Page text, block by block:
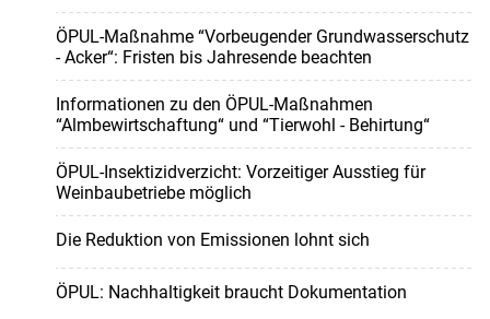
ÖPUL-Maßnahme “Vorbeugender Grundwasserschutz
- Acker“: Fristen bis Jahresende beachten
Informationen zu den ÖPUL-Maßnahmen
“Almbewirtschaftung“ und “Tierwohl - Behirtung“
ÖPUL-Insektizidverzicht: Vorzeitiger Ausstieg für
Weinbaubetriebe möglich
Die Reduktion von Emissionen lohnt sich
ÖPUL: Nachhaltigkeit braucht Dokumentation